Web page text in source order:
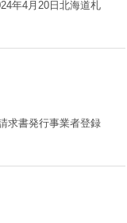
年4月20日北海道札
求書発行事業者登録